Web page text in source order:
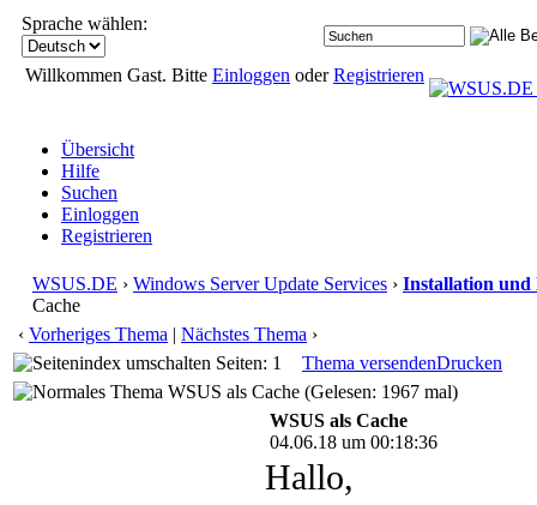
Sprache wählen:
Willkommen Gast. Bitte Einloggen oderRegistrieren
Übersicht
Hilfe
Suchen
Einloggen
Registrieren
WSUS.DE › Windows Server Update Services › Installation
Cache
‹ Vorheriges Thema | Nächstes Thema ›
Seiten: 1
Thema versendenDrucken
WSUS als Cache (Gelesen: 1967 mal)
WSUS als Cache
04.06.18 um 00:18:36
Hallo,